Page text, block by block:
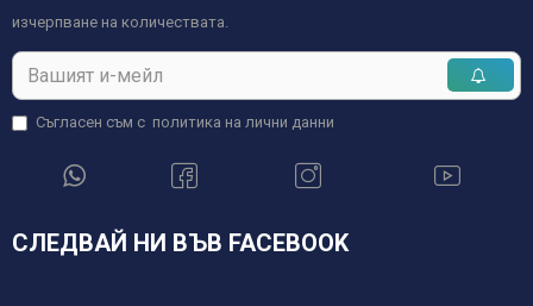
изчерпване на количествата.
Съгласен съм с политика на лични данни
СЛЕДВАЙ НИ ВЪВ FACEBOOK